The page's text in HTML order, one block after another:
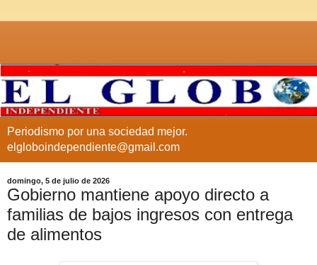
Periodismo por una sociedad mejor.
elgloboindependiente@gmail.com
domingo, 5 de julio de 2026
Gobierno mantiene apoyo directo a
familias de bajos ingresos con entrega
de alimentos